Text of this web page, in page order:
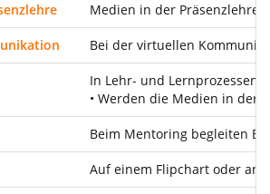
Medien in der Präsenzlehre
Bei der virtuellen
In Lehr- und Lernprozessen
• Werden die Medien in der
Beim Mentoring begleiten
Auf einem Flipchart oder an